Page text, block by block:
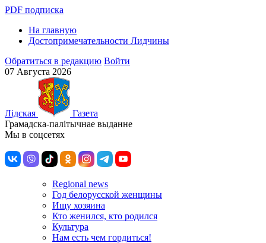
PDF подписка
На главную
Достопримечательности Лидчины
Обратиться в редакцию Войти
07 Августа 2026
Лiдская
Газета
Грамадска-палiтычнае выданне
Мы в соцсетях
Regional news
Год белорусской женщины
Ищу хозяина
Кто женился, кто родился
Культура
Нам есть чем гордиться!